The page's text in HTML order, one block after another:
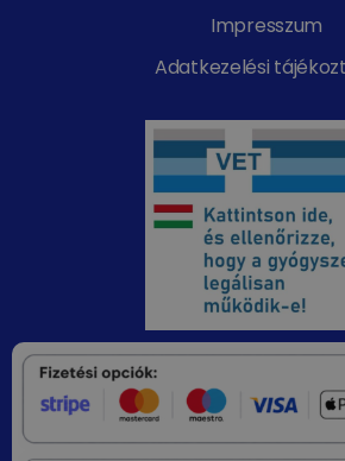
Impresszum
Adatkezelési